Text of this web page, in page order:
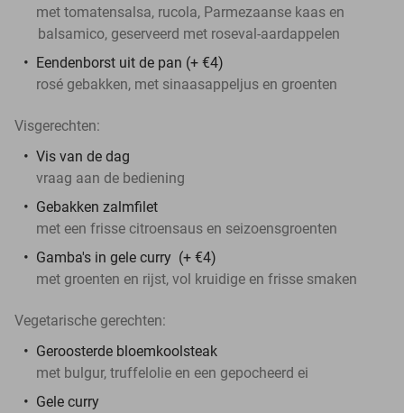
met tomatensalsa, rucola, Parmezaanse kaas en
balsamico, geserveerd met roseval-aardappelen
Eendenborst uit de pan (+ €4)
rosé gebakken, met sinaasappeljus en groenten
Visgerechten:
Vis van de dag
vraag aan de bediening
Gebakken zalmfilet
met een frisse citroensaus en seizoensgroenten
Gamba's in gele curry (+ €4)
met groenten en rijst, vol kruidige en frisse smaken
Vegetarische gerechten:
Geroosterde bloemkoolsteak
met bulgur, truffelolie en een gepocheerd ei
Gele curry